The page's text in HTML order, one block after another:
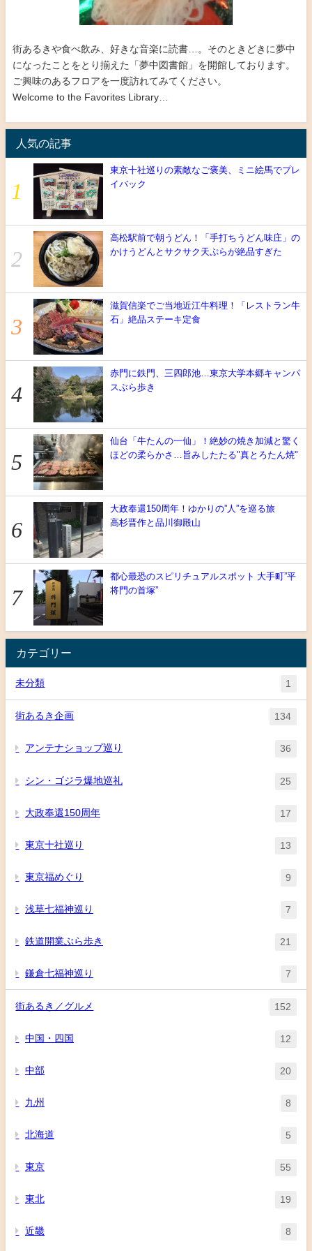
街あるきや食べ飲み、好きな音楽に読書…。そのときどきに夢中
になったことをとり揃えた「夢中図書館」を開館しております。
ご興味のあるフロアを一度訪れてみてください。
Welcome to the Favorites Library…
人気の記事
東京十社巡りの素敵なご褒美、ミニ絵馬でプレ
イバック
高松駅前で朝うどん！「手打ちうどん味庄」の
かけうどんとサクサク天ぷらが絶品すぎた
滋賀信楽でご当地近江牛料理！「レストラン牛
石」絶品ステーキ定食
赤門に鉄門、三四郎池…東京大学本郷キャンパ
スぶら歩き
仙台「牛たんの一仙」！絶妙の焼き加減と驚く
ほどの柔らかさ…旨みしたたる"真とろたん焼"
大政奉還150周年！ゆかりの”人”を巡る旅
高杉晋作と品川御殿山
都心最恐のスピリチュアルスポット 大手町”平
将門の首塚”
カテゴリー
未分類 1
街あるき企画 134
アンテナショップ巡り 36
シン・ゴジラ爆地巡礼 25
大政奉還150周年 17
東京十社巡り 13
東京福めぐり 9
浅草七福神巡り 7
鉄道開業ぶら歩き 21
鎌倉七福神巡り 7
街あるき／グルメ 152
中国・四国 12
中部 20
九州 8
北海道 5
東京 55
東北 19
近畿 8